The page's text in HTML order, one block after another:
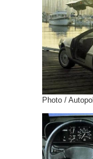
Photo /